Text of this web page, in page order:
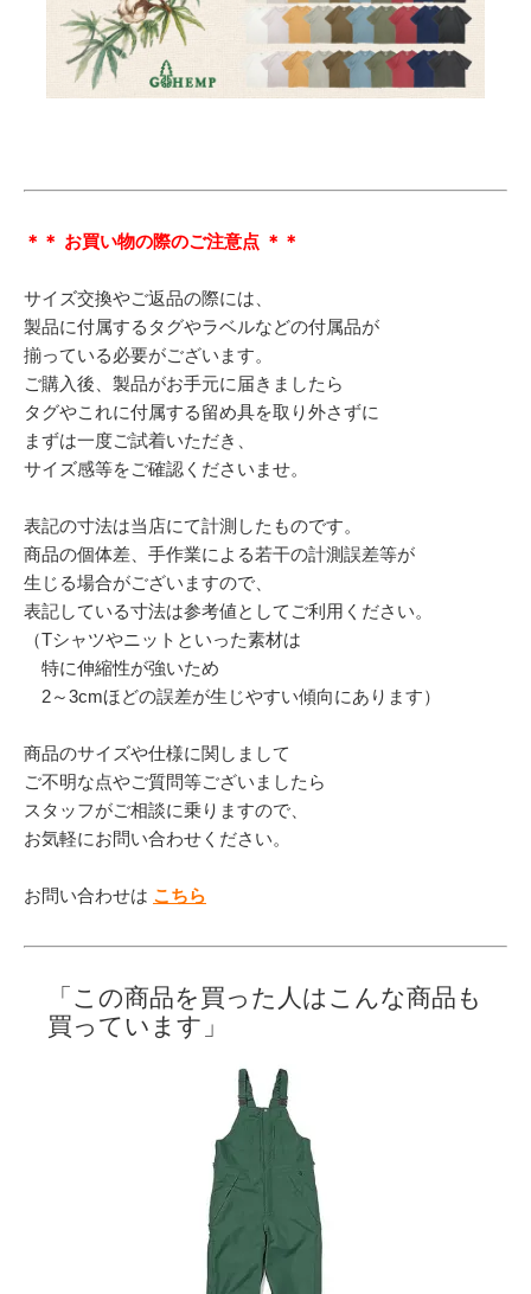
＊＊ お買い物の際のご注意点 ＊＊
サイズ交換やご返品の際には、
製品に付属するタグやラベルなどの付属品が
揃っている必要がございます。
ご購入後、製品がお手元に届きましたら
タグやこれに付属する留め具を取り外さずに
まずは一度ご試着いただき、
サイズ感等をご確認くださいませ。
表記の寸法は当店にて計測したものです。
商品の個体差、手作業による若干の計測誤差等が
生じる場合がございますので、
表記している寸法は参考値としてご利用ください。
（Tシャツやニットといった素材は
特に伸縮性が強いため
2～3cmほどの誤差が生じやすい傾向にあります）
商品のサイズや仕様に関しまして
ご不明な点やご質問等ございましたら
スタッフがご相談に乗りますので、
お気軽にお問い合わせください。
お問い合わせは こちら
「この商品を買った人はこんな商品も
買っています」